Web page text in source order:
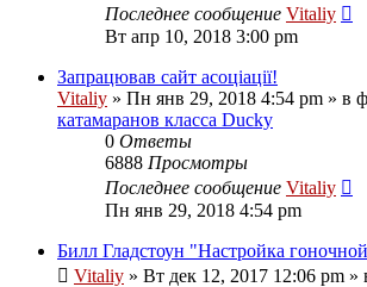
Последнее сообщение Vitaliy
Вт апр 10, 2018 3:00 pm
Запрацював сайт асоціації!
Vitaliy » Пн янв 29, 2018 4:54 pm » в
катамаранов класса Ducky
0 Ответы
6888 Просмотры
Последнее сообщение Vitaliy
Пн янв 29, 2018 4:54 pm
Билл Гладстоун "Настройка
Vitaliy » Вт дек 12, 2017 12:06 pm »